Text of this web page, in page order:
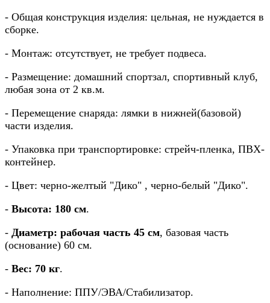
- Общая конструкция изделия: цельная, не нуждается в
сборке.
- Монтаж: отсутствует, не требует подвеса.
- Размещение: домашний спортзал, спортивный клуб,
любая зона от 2 кв.м.
- Перемещение снаряда: лямки в нижней(базовой)
части изделия.
- Упаковка при транспортировке: стрейч-пленка, ПВХ-
контейнер.
- Цвет: черно-желтый "Дико" , черно-белый "Дико".
- Высота: 180 см.
- Диаметр: рабочая часть 45 см, базовая часть
(основание) 60 см.
- Вес: 70 кг.
- Наполнение: ППУ/ЭВА/Стабилизатор.